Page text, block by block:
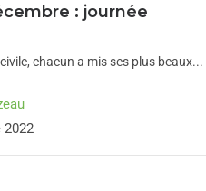
: journée
chacun a mis ses plus beaux...
2022